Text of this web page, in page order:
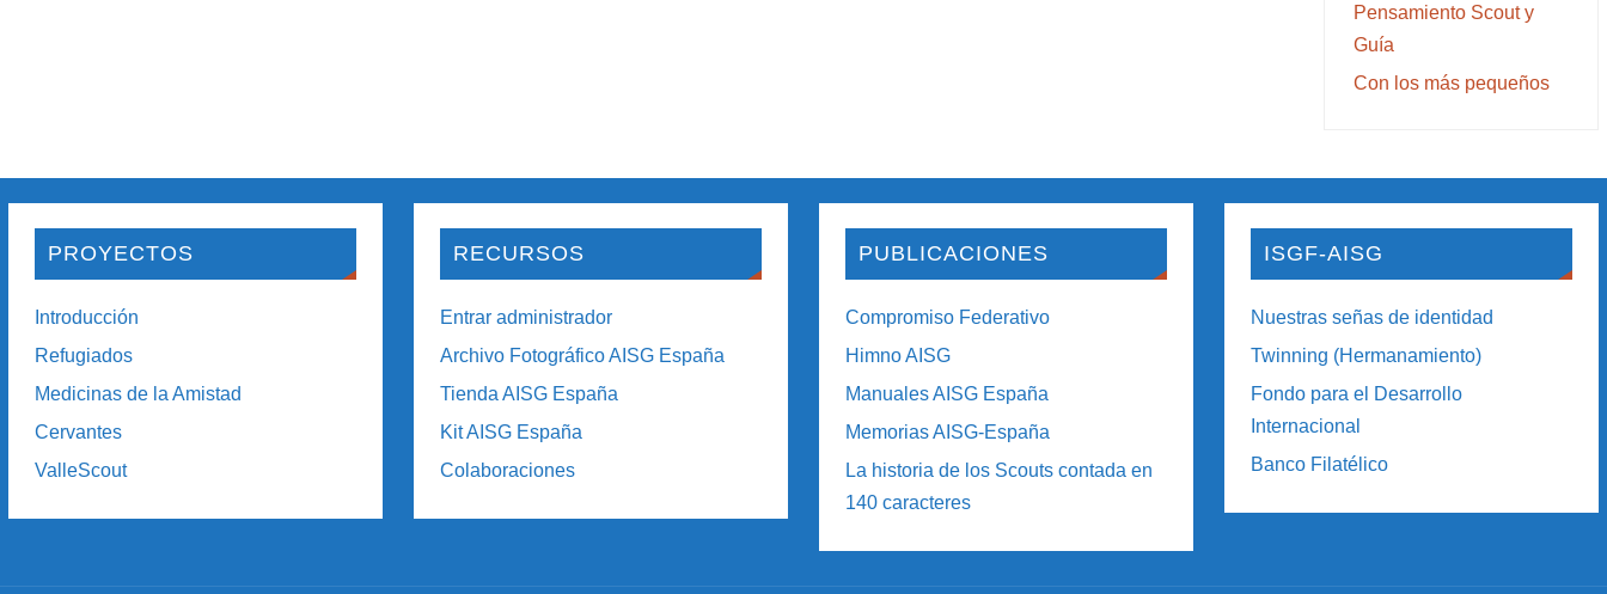
Pensamiento Scout y
Guía
Con los más pequeños
PROYECTOS
Introducción
Refugiados
Medicinas de la Amistad
Cervantes
ValleScout
RECURSOS
Entrar administrador
Archivo Fotográfico AISG España
Tienda AISG España
Kit AISG España
Colaboraciones
PUBLICACIONES
Compromiso Federativo
Himno AISG
Manuales AISG España
Memorias AISG-España
La historia de los Scouts contada en
140 caracteres
ISGF-AISG
Nuestras señas de identidad
Twinning (Hermanamiento)
Fondo para el Desarrollo
Internacional
Banco Filatélico